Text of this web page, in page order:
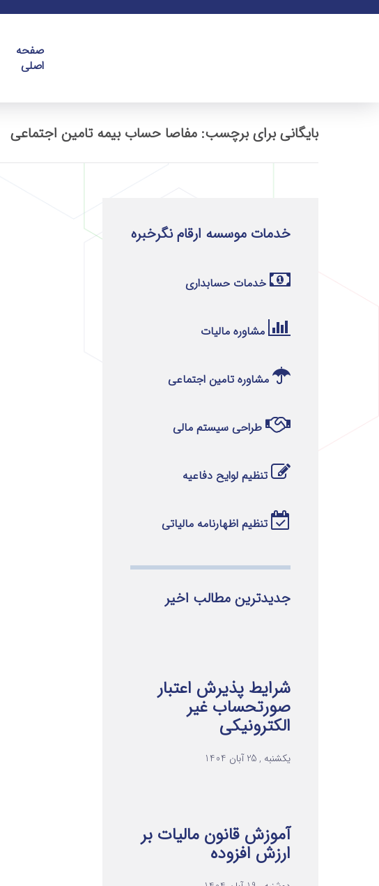
صفحه
اصلی
بایگانی برای برچسب: مفاصا حساب بیمه تامین اجتماعی
خدمات موسسه ارقام نگرخبره
خدمات حسابداری
مشاوره مالیات
مشاوره تامین اجتماعی
طراحی سیستم مالی
تنظیم لوایح دفاعیه
تنظیم اظهارنامه مالیاتی
جدیدترین مطالب اخیر
شرایط پذیرش اعتبار
صورتحساب غیر
الکترونیکی
یکشنبه , 25 آبان 1404
آموزش قانون مالیات بر
ارزش افزوده